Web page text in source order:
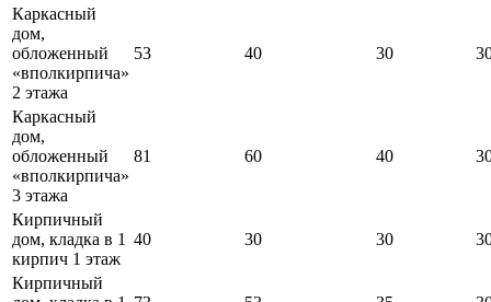
Каркасный
дом,
обложенный
«вполкирпича»
2 этажа
53 40 30
Каркасный
дом,
обложенный
«вполкирпича»
3 этажа
81 60 40
Кирпичный
дом, кладка в 1
кирпич 1 этаж
40 30 30
Кирпичный